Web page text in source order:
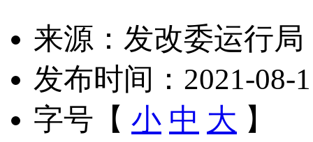
来源：发改委运行局
发布时间：2021-08-
字号【 小 中 大 】